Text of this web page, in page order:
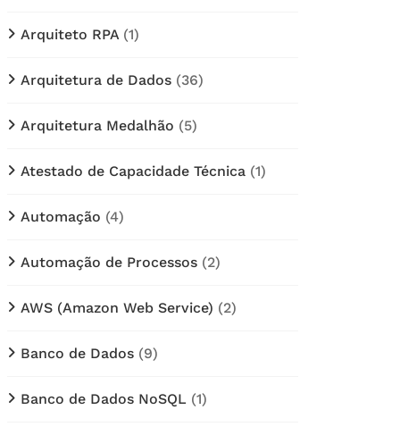
Arquiteto RPA(1)
Arquitetura de Dados (36)
Arquitetura Medalhão (5)
Atestado de Capacidade Técnica (1)
Automação (4)
Automação de Processos (2)
AWS (Amazon Web Service) (2)
Banco de Dados (9)
Banco de Dados NoSQL (1)